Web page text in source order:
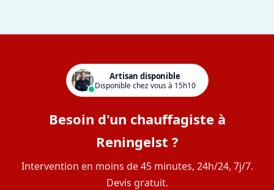
Artisan disponible
Disponible chez vous à 15h10
Besoin d'un chauffagiste à
Reningelst ?
Intervention en moins de 45 minutes, 24h/24, 7j/7.
Devis gratuit.